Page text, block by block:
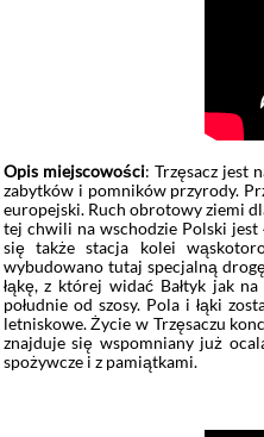
Opis miejscowości: Trzęsacz jest
zabytków i pomników przyrody.
europejski. Ruch obrotowy ziemi
tej chwili na wschodzie Polski
się także stacja kolei
wybudowano tutaj specjalną
łąkę, z której widać Bałtyk jak
południe od szosy. Pola i łąki
letniskowe. Życie w Trzęsaczu
znajduje się wspomniany już
spożywcze i z pamiątkami.